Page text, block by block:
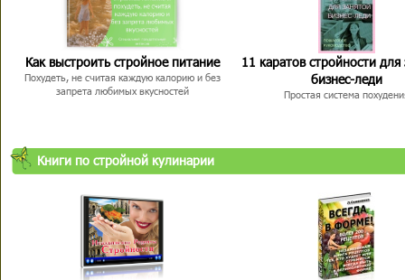
Как выстроить стройное питание
Похудеть, не считая каждую калорию и без
запрета любимых вкусностей
11 каратов стройности для
бизнес-леди
Простая система
Книги по стройной кулинарии